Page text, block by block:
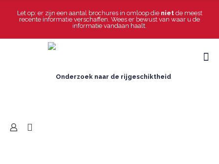
Contact Nieuws
Let op: er zijn een aantal brochures in omloop die nietde meest
recente informatie verschaffen. Wees er bewust van waar u de
informatie vandaan haalt.